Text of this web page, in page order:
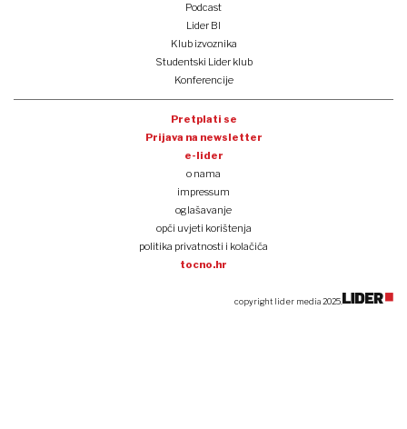
Podcast
Lider BI
Klub izvoznika
Studentski Lider klub
Konferencije
Pretplati se
Prijava na newsletter
e-lider
o nama
impressum
oglašavanje
opći uvjeti korištenja
politika privatnosti i kolačića
tocno.hr
copyright lider media 2025.